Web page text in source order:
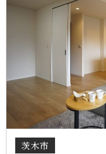
茨木市